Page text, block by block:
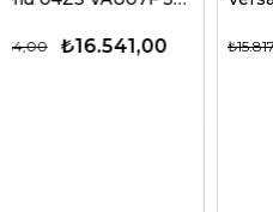
₺11.863,00
₺15.817,00